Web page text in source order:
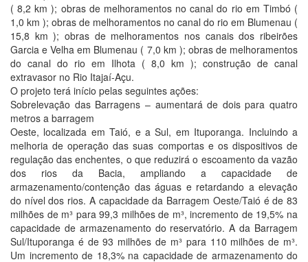
( 8,2 km ); obras de melhoramentos no canal do rio em Timbó (
1,0 km ); obras de melhoramentos no canal do rio em Blumenau (
15,8 km ); obras de melhoramentos nos canais dos ribeirões
Garcia e Velha em Blumenau ( 7,0 km ); obras de melhoramentos
do canal do rio em Ilhota ( 8,0 km ); construção de canal
extravasor no Rio Itajaí-Açu.
O projeto terá início pelas seguintes ações:
Sobrelevação das Barragens – aumentará de dois para quatro
metros a barragem
Oeste, localizada em Taió, e a Sul, em Ituporanga. Incluindo a
melhoria de operação das suas comportas e os dispositivos de
regulação das enchentes, o que reduzirá o escoamento da vazão
dos rios da Bacia, ampliando a capacidade de
armazenamento/contenção das águas e retardando a elevação
do nível dos rios. A capacidade da Barragem Oeste/Taió é de 83
milhões de m³ para 99,3 milhões de m³, incremento de 19,5% na
capacidade de armazenamento do reservatório. A da Barragem
Sul/Ituporanga é de 93 milhões de m³ para 110 milhões de m³.
Um incremento de 18,3% na capacidade de armazenamento do